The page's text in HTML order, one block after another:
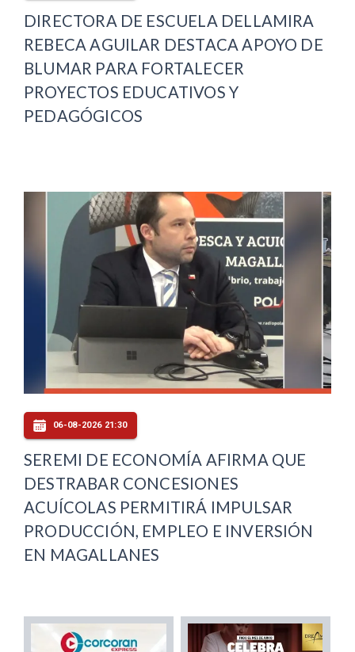
DIRECTORA DE ESCUELA DELLAMIRA
REBECA AGUILAR DESTACA APOYO DE
BLUMAR PARA FORTALECER
PROYECTOS EDUCATIVOS Y
PEDAGÓGICOS
06-08-2026 21:30
SEREMI DE ECONOMÍA AFIRMA QUE
DESTRABAR CONCESIONES
ACUÍCOLAS PERMITIRÁ IMPULSAR
PRODUCCIÓN, EMPLEO E INVERSIÓN
EN MAGALLANES